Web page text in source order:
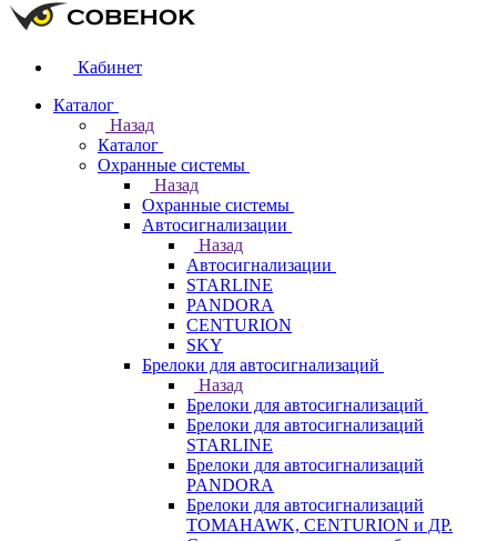
Кабинет
Каталог
Назад
Каталог
Охранные системы
Назад
Охранные системы
Автосигнализации
Назад
Автосигнализации
STARLINE
PANDORA
CENTURION
SKY
Брелоки для автосигнализаций
Назад
Брелоки для автосигнализаций
Брелоки для автосигнализаций
STARLINE
Брелоки для автосигнализаций
PANDORA
Брелоки для автосигнализаций
TOMAHAWK, CENTURION и ДР.